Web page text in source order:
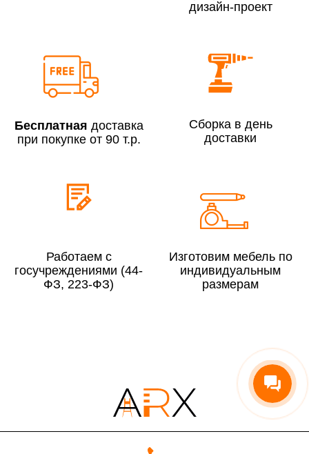
Сборка по Москве в будние дни при заказе:
До 300 000 руб.
7% (но не менее 2 500 руб.)
До 300 000 руб.
Свыше 300 000 руб.
Сборка в выходные дни и вечернее время:
4000 руб. в рабочее время
дизайн-проект
Бесплатная доставка
при покупке от 90 т.р.
Сборка в день
доставки
Работаем с
госучреждениями (44-
ФЗ, 223-ФЗ)
Изготовим мебель по
индивидуальным
размерам